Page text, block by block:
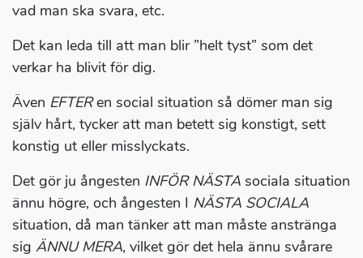
vad man ska svara, etc.
Det kan leda till att man blir ”helt tyst” som det
verkar ha blivit för dig.
Även EFTERen social situation så dömer man sig
själv hårt, tycker att man betett sig konstigt, sett
konstig ut eller misslyckats.
Det gör ju ångesten INFÖR NÄSTA sociala situation
ännu högre, och ångesten I NÄSTA SOCIALA
situation, då man tänker att man måste anstränga
sig ÄNNU MERA, vilket gör det hela ännu svårare